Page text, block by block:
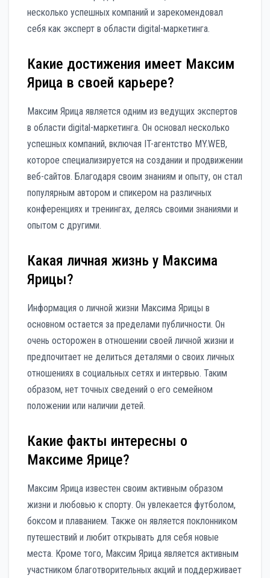
несколько успешных компаний и зарекомендовал
себя как эксперт в области digital-маркетинга.
Какие достижения имеет Максим
Ярица в своей карьере?
Максим Ярица является одним из ведущих экспертов
в области digital-маркетинга. Он основал несколько
успешных компаний, включая IT-агентство MY.WEB,
которое специализируется на создании и продвижении
веб-сайтов. Благодаря своим знаниям и опыту, он стал
популярным автором и спикером на различных
конференциях и тренингах, делясь своими знаниями и
опытом с другими.
Какая личная жизнь у Максима
Ярицы?
Информация о личной жизни Максима Ярицы в
основном остается за пределами публичности. Он
очень осторожен в отношении своей личной жизни и
предпочитает не делиться деталями о своих личных
отношениях в социальных сетях и интервью. Таким
образом, нет точных сведений о его семейном
положении или наличии детей.
Какие факты интересны о
Максиме Ярице?
Максим Ярица известен своим активным образом
жизни и любовью к спорту. Он увлекается футболом,
боксом и плаванием. Также он является поклонником
путешествий и любит открывать для себя новые
места. Кроме того, Максим Ярица является активным
участником благотворительных акций и поддерживает